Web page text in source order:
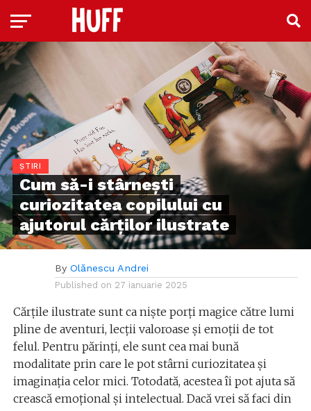
ȘTIRI
Cum să-i stârnești
curiozitatea copilului cu
ajutorul cărților ilustrate
By Olănescu Andrei
Published on 27 ianuarie 2025
Cărțile ilustrate sunt ca niște porți magice către lumi
pline de aventuri, lecții valoroase și emoții de tot
felul. Pentru părinți, ele sunt cea mai bună
modalitate prin care le pot stârni curiozitatea și
imaginația celor mici. Totodată, acestea îi pot ajuta să
crească emoțional și intelectual. Dacă vrei să faci din